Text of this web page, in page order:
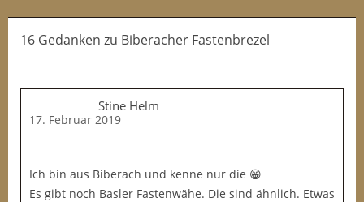
16 Gedanken zu Biberacher Fastenbrezel
Stine Helm
17. Februar 2019
Ich bin aus Biberach und kenne nur die 😁
Es gibt noch Basler Fastenwähe. Die sind ähnlich. Etwas